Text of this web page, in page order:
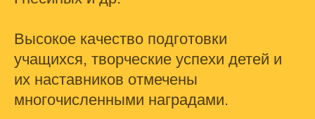
Высокое качество подготовки
учащихся, творческие успехи детей и
их наставников отмечены
многочисленными наградами.